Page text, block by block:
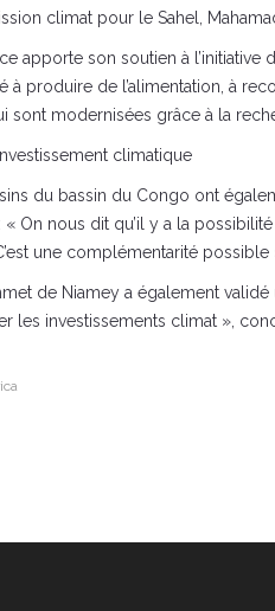
climat pour le Sahel,
apporte son soutien à
à produire de l’alimentation, à
sont modernisées grâce à la
climatique
du bassin du Congo ont
« On nous dit qu’il y a la
une complémentarité possible
de Niamey a également
les investissements climat »,